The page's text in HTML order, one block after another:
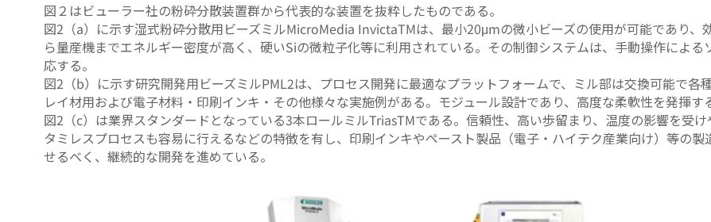
図２はビューラー社の粉砕分散装置群から代表的な装置を抜粋したものである。
図2（a）に示す湿式粉砕分散用ビーズミルMicroMedia InvictaTMは、最小20μmの微小ビーズの使用が可能であり
ら量産機までエネルギー密度が高く、硬いSiの微粒子化等に利用されている。その制御システムは、手動操作によ
応する。
図2（b）に示す研究開発用ビーズミルPML2は、プロセス開発に最適なプラットフォームで、ミル部は交換可能で
レイ材用および電子材料・印刷インキ・その他様々な実施例がある。モジュール設計であり、高度な柔軟性を発揮す
図2（c）は業界スタンダードとなっている3本ロールミルTriasTMである。信頼性、高い歩留まり、温度の影響を受
タミレスプロセスも容易に行えるなどの特徴を有し、印刷インキやペースト製品（電子・ハイテク産業向け）等の
せるべく、継続的な開発を進めている。